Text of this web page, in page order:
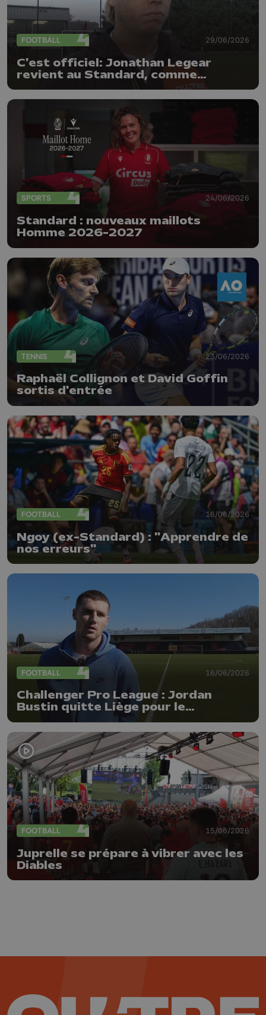
FOOTBALL 29/06/2026
C'est officiel: Jonathan Legear
revient au Standard, comme
entraîneur adjoint
SPORTS 24/06/2026
Standard : nouveaux maillots
Homme 2026-2027
TENNIS 23/06/2026
Raphaël Collignon et David Goffin
sortis d'entrée
FOOTBALL 16/06/2026
Ngoy (ex-Standard) : "Apprendre de
nos erreurs"
FOOTBALL 16/06/2026
Challenger Pro League : Jordan
Bustin quitte Liège pour le
FOOTBALL 15/06/2026
Juprelle se prépare à vibrer avec les
Diables